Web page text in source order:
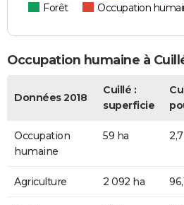
Forêt
Occupation
Occupation humaine à
Données 2018
Cuillé :
superficie
Occupation
humaine
59 ha
Agriculture 2 092 ha